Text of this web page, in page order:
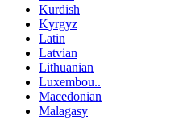
Kurdish
Kyrgyz
Latin
Latvian
Lithuanian
Luxembou..
Macedonian
Malagasy